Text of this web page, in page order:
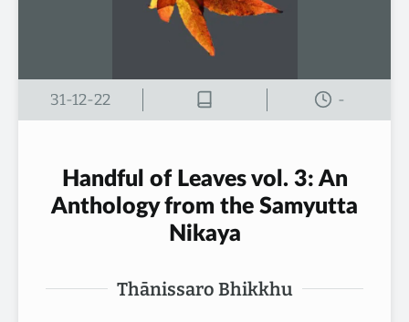
31-12-22 -
Handful of Leaves vol. 3: An
Anthology from the Samyutta
Nikaya
Thānissaro Bhikkhu